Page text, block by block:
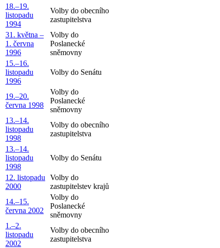
18.–19.
listopadu
1994
Volby do obecního
zastupitelstva
31. května –
1. června
1996
Volby do
Poslanecké
sněmovny
15.–16.
listopadu
1996
Volby do Senátu
19.–20.
června 1998
Volby do
Poslanecké
sněmovny
13.–14.
listopadu
1998
Volby do obecního
zastupitelstva
13.–14.
listopadu
1998
Volby do Senátu
12. listopadu
2000
Volby do
zastupitelstev krajů
14.–15.
června 2002
Volby do
Poslanecké
sněmovny
1.–2.
listopadu
2002
Volby do obecního
zastupitelstva